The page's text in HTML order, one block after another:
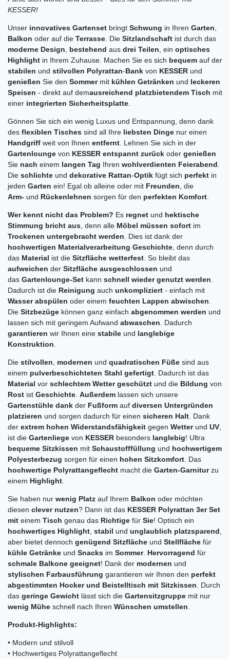
KESSER!
Unser innovatives Gartenset bringt Schwung in Ihren Garten
Balkon oder auf die Terrasse . Die Sitzlandschaft ist durch das
moderne Design
bestehend aus drei Teilen ein optisches
Highlight in Ihrem Zuhause. Machen Sie es sich bequem auf der
stabilen und stilvollen Polyrattan-Bank von KESSER und
genießen Sie den Sommer mit kühlen Getränken und leckeren
Speisen - direkt auf demausreichend platzbietendem Tisch mit
einer integrierten Sicherheitsplatte
Gönnen Sie sich ein wenig Luxus und Entspannung, denn dank
des flexiblen Tisches sind all Ihre liebsten Dinge nur einen
Handgriff weit von Ihnen entfernt . Lehnen Sie sich in der
Gartenlounge von KESSER entspannt zurück oder genießen
Sie nach einem langen Tag Ihren wohlverdienten Feierabend
Die schlichte und dekorative Rattan-Optik fügt sich perfekt in
jeden Garten ein! Egal ob alleine oder mit Freunden , die
Arm- und Rückenlehnen sorgen für den perfekten Komfort
Wer kennt nicht das Problem? Es regnet und hektische
Stimmung bricht aus , denn alle Möbel müssen sofort im
Trockenen untergebracht werden . Dies ist dank der
hochwertigen Materialverarbeitung Geschichte , denn durch
das Material ist die Sitzfläche wetterfest . So bleibt das
aufweichen der Sitzfläche ausgeschlossen und
das Gartenlounge-Set kann schnell wieder genutzt werden
Dadurch ist die Reinigung auch unkompliziert - einfach mit
Wasser abspülen oder einem feuchten Lappen abwischen
Die Sitzbezüge können ganz einfach abgenommen werden und
lassen sich mit geringem Aufwand abwaschen . Dadurch
garantieren wir Ihnen eine stabile und langlebige
Konstruktion
Die stilvollen modernen und quadratischen Füße sind aus
einem pulverbeschichteten Stahl gefertigt . Dadurch ist das
Material vor schlechtem Wetter geschützt und die Bildung von
Rost ist Geschichte Außerdem lassen sich unsere
Gartenstühle dank der Fußform auf diversen Untergründen
platzieren und sorgen dadurch für einen sicheren Halt . Dank
der extrem hohen Widerstandsfähigkeit gegen Wetter und UV
ist die Gartenliege von KESSER besonders langlebig! Ultra
bequeme Sitzkissen mit Schaustofffüllung und hochwertigem
Polyesterbezug sorgen für einen hohen Sitzkomfort . Das
hochwertige Polyrattangeflecht macht die Garten-Garniturzu
einem Highlight
Sie haben nur wenig Platz auf Ihrem Balkon oder möchten
diesen clever nutzen? Dann ist das KESSER Polyrattan 3er Set
mit einem Tisch genau das Richtige für Sie! Optisch ein
hochwertiges Highlight stabil und unglaublich platzsparend
aber bietet dennoch genügend Sitzfläche und Stellfläche für
kühle Getränke und Snacks im Sommer. Hervorragend für
schmale Balkone geeignet! Dank der modernen und
stylischen Farbausführung garantieren wir Ihnen den perfekt
abgestimmten Hocker und Beistelltisch mit Sitzkissen . Durch
das geringe Gewicht lässt sich die Gartensitzgruppe mit nur
wenig Mühe schnell nach Ihren Wünschen umstellen
Produkt-Highlights:
• Modern und stilvoll
• Hochwertiges Polyrattangeflecht